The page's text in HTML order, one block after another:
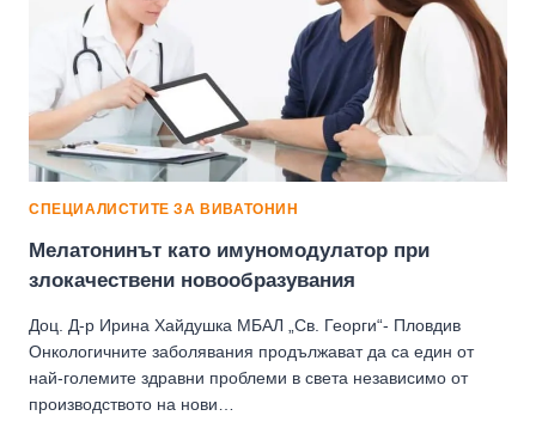
СПЕЦИАЛИСТИТЕ ЗА ВИВАТОНИН
Мелатонинът като имуномодулатор при
злокачествени новообразувания
Доц. Д-p Ирина Хайдушка МБАЛ „Св. Георги“- Пловдив
Онкологичните заболявания продължават дa са eдин от
най-големите здравни проблеми в света независимо от
производството на нови…